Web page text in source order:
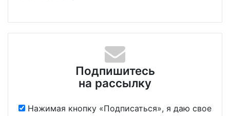
Подпишитесь
на рассылку
Нажимая кнопку «Подписаться», я даю свое